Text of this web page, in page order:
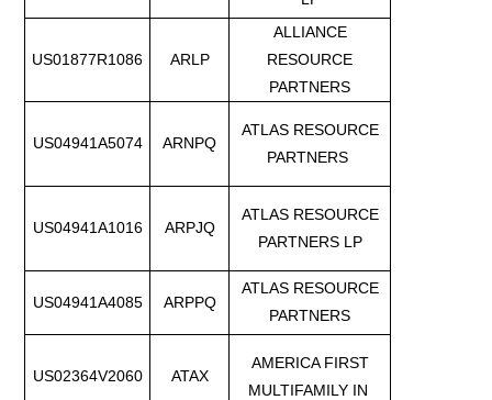
US01877R1086 ARLP
ALLIANCE
RESOURCE
PARTNERS
US04941A5074 ARNPQ
ATLAS RESOURCE
PARTNERS
US04941A1016 ARPJQ
ATLAS RESOURCE
PARTNERS LP
US04941A4085 ARPPQ
ATLAS RESOURCE
PARTNERS
US02364V2060 ATAX
AMERICA FIRST
MULTIFAMILY IN